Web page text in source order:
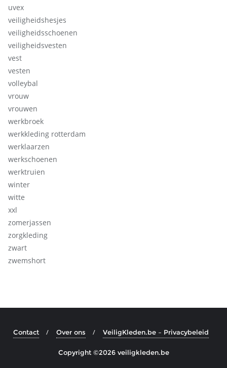
uvex
veiligheidshesjes
veiligheidsschoenen
veiligheidsvesten
vest
vesten
volleybal
vrouw
vrouwen
werkbroek
werkkleding rotterdam
werklaarzen
werkschoenen
werktruien
winter
witte
xxl
zomerjassen
zorgkleding
zwart
zwemshort
Contact Over ons VeiligKleden.be – Privacybeleid
Copyright ©2026 veiligkleden.be